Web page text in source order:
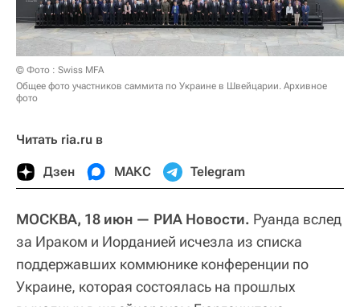
© Фото : Swiss MFA
Общее фото участников саммита по Украине в Швейцарии. Архивное
фото
Читать ria.ru в
Дзен МАКС Telegram
МОСКВА, 18 июн — РИА Новости. Руанда вслед
за Ираком и Иорданией исчезла из списка
поддержавших коммюнике конференции по
Украине, которая состоялась на прошлых